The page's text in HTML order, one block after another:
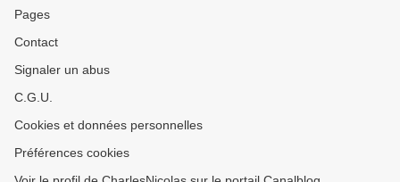
Pages
Contact
Signaler un abus
C.G.U.
Cookies et données personnelles
Préférences cookies